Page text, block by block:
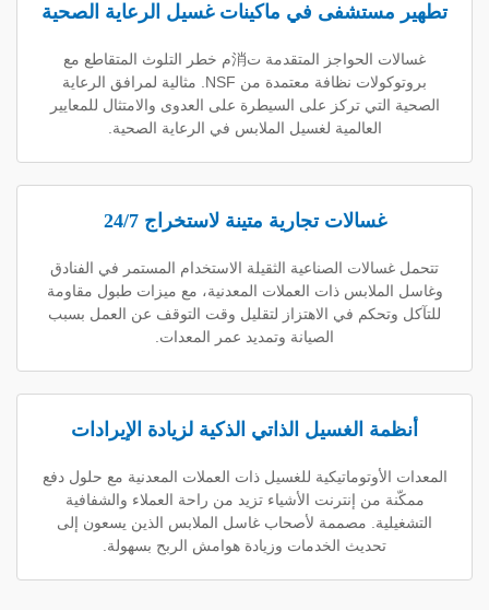
في ماكينات غسيل الرعاية الصحية
غسالات الحواجز المتقدمة ت消م خطر التلوث المتقاطع مع
بروتوكولات نظافة معتمدة من NSF. مثالية لمرافق الرعاية
تركز على السيطرة على العدوى والامتثال للمعايير
العالمية لغسيل الملابس في الرعاية الصحية.
غسالات تجارية متينة لاستخراج 24/7
الصناعية الثقيلة الاستخدام المستمر في الفنادق
ذات العملات المعدنية، مع ميزات طبول مقاومة
في الاهتزاز لتقليل وقت التوقف عن العمل بسبب
الصيانة وتمديد عمر المعدات.
الغسيل الذاتي الذكية لزيادة الإيرادات
للغسيل ذات العملات المعدنية مع حلول دفع
إنترنت الأشياء تزيد من راحة العملاء والشفافية
مصممة لأصحاب غاسل الملابس الذين يسعون إلى
تحديث الخدمات وزيادة هوامش الربح بسهولة.